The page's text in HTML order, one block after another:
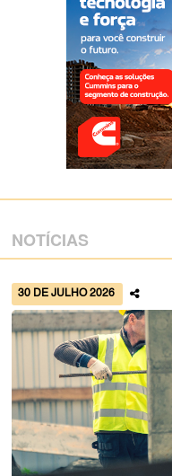
NOTÍCIAS
30 DE JULHO 2026